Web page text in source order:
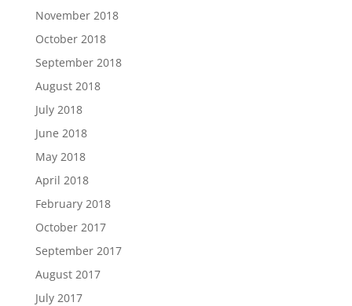
November 2018
October 2018
September 2018
August 2018
July 2018
June 2018
May 2018
April 2018
February 2018
October 2017
September 2017
August 2017
July 2017